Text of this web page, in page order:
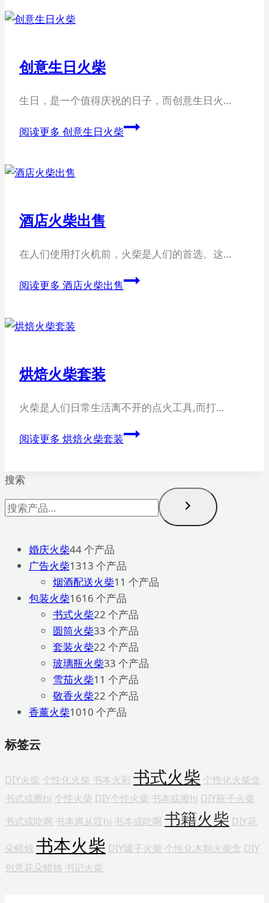
创意生日火柴
生日，是一个值得庆祝的日子，而创意生日火…
阅读更多 创意生日火柴
酒店火柴出售
在人们使用打火机前，火柴是人们的首选。这…
阅读更多 酒店火柴出售
烘焙火柴套装
火柴是人们日常生活离不开的点火工具,而打…
阅读更多 烘焙火柴套装
搜索
婚庆火柴44 个产品
广告火柴1313 个产品
烟酒配送火柴1 1 个产品
包装火柴1616 个产品
书式火柴22 个产品
圆筒火柴33 个产品
套装火柴22 个产品
玻璃瓶火柴33 个产品
雪茄火柴1 1 个产品
敬香火柴22 个产品
香薰火柴1010 个产品
标签云
DIY火柴 个性化火柴 书本火彩 书式火柴 个性化火柴盒
书式或擦hi 个性火柴 DIY个性火柴 书本或擦hi DIY瓶子火柴
书式或吃啊 书本扈从哎hi 书本或吃啊 书籍火柴 DIY花
朵蜡烛 书本火柴 DIY罐子火柴 个性化木制火柴盒 DIY
创意花朵蜡烛 书记火柴